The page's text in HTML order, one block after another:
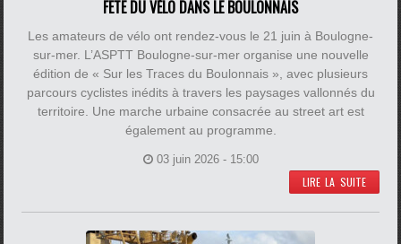
FÊTE DU VÉLO DANS LE BOULONNAIS
Les amateurs de vélo ont rendez-vous le 21 juin à Boulogne-
sur-mer. L’ASPTT Boulogne-sur-mer organise une nouvelle
édition de « Sur les Traces du Boulonnais », avec plusieurs
parcours cyclistes inédits à travers les paysages vallonnés du
territoire. Une marche urbaine consacrée au street art est
également au programme.
03 juin 2026 - 15:00
LIRE LA SUITE